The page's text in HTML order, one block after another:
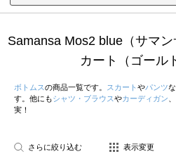
Samansa Mos2 blue（サマ
カート（ゴール
ボトムスの商品一覧です。 スカート やパンツ
す。他にもシャツ・ブラウスやカーディガン
実！
さらに絞り込む 表示変更